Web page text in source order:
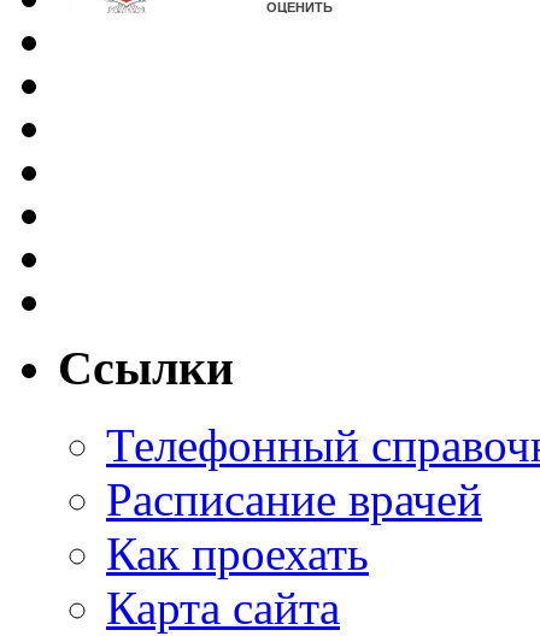
Ссылки
Телефонный
Расписание врачей
Как проехать
Карта сайта